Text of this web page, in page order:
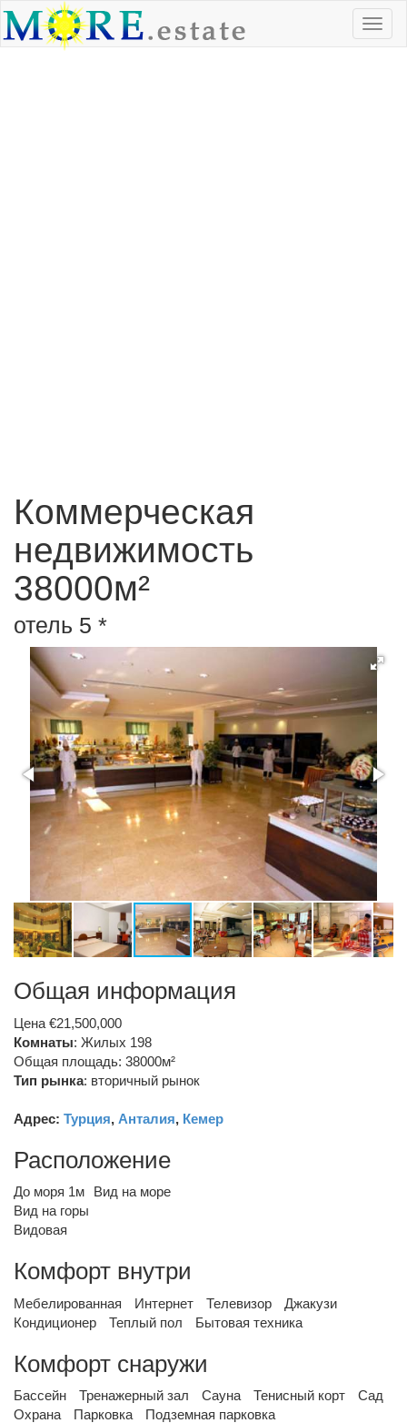
Коммерческая
недвижимость
38000м²
отель 5 *
Общая информация
Цена €21,500,000
Комнаты: Жилых 198
Общая площадь: 38000м²
Тип рынка: вторичный рынок
Адрес: Турция, Анталия, Кемер
Расположение
До моря 1м
Вид на море
Вид на горы
Видовая
Комфорт внутри
Мебелированная Интернет Телевизор
Джакузи
Кондиционер
Теплый пол Бытовая техника
Комфорт снаружи
Бассейн Тренажерный зал Сауна Тенисный корт
Сад
Охрана
Парковка Подземная парковка